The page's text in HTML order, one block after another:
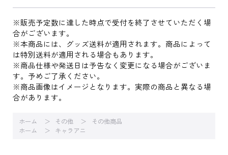
※販売予定数に達した時点で受付を終了させていただく場
合がございます。
※本商品には、グッズ送料が適用されます。商品によって
は特別送料が適用される場合もあります。
※商品仕様や発送日は予告なく変更になる場合がございま
す。予めご了承ください。
※商品画像はイメージとなります。実際の商品と異なる場
合があります。
ホーム その他
その他商品
ホーム
キャラアニ